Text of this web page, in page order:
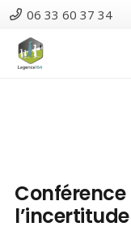
06 33 60 37 34